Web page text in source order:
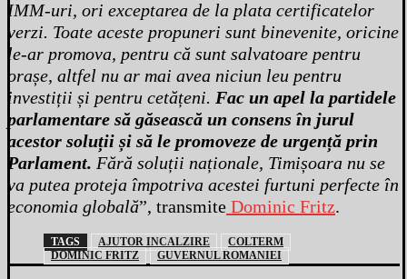
IMM-uri, ori exceptarea de la plata certificatelor
verzi. Toate aceste propuneri sunt binevenite, oricine
le-ar promova, pentru că sunt salvatoare pentru
orașe, altfel nu ar mai avea niciun leu pentru
investiții și pentru cetățeni. Fac un apel la partidele
parlamentare să găsească un consens în jurul
acestor soluții și să le promoveze de urgență prin
Parlament. Fără soluții naționale, Timișoara nu se
va putea proteja împotriva acestei furtuni perfecte în
economia globală”, transmite Dominic Fritz.
TAGS AJUTOR INCALZIRE
COLTERM
DOMINIC FRITZ
GUVERNUL ROMANIEI